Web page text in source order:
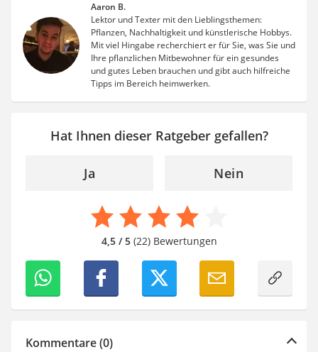
Aaron B.
Lektor und Texter mit den Lieblingsthemen:
Pflanzen, Nachhaltigkeit und künstlerische Hobbys.
Mit viel Hingabe recherchiert er für Sie, was Sie und
Ihre pflanzlichen Mitbewohner für ein gesundes
und gutes Leben brauchen und gibt auch hilfreiche
Tipps im Bereich heimwerken.
Hat Ihnen dieser Ratgeber gefallen?
Ja Nein
4,5 / 5(22) Bewertungen
Kommentare (0)